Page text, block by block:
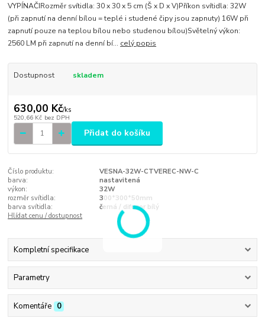
VYPÍNAČIRozměr svítidla: 30 x 30 x 5 cm (Š x D x V)Příkon svítidla: 32W
(při zapnutí na denní bílou = teplé i studené čipy jsou zapnuty) 16W při
zapnutí pouze na teplou bílou nebo studenou bílou)Světelný výkon:
2560 LM při zapnutí na denní bí... celý popis
Dostupnost skladem
630,00 Kč/ks
520,66 Kč bez DPH
Přidat do košíku
Číslo produktu:
VESNA-32W-CTVEREC-NW-C
barva:
nastavitená
výkon:
32W
rozměr svítidla:
300*300*50mm
barva svítidla:
černá / difuzor bílý
Hlídat cenu / dostupnost
Kompletní specifikace
Parametry
Komentáře 0